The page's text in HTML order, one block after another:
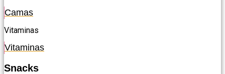
Camas
Vitaminas
Vitaminas
Snacks